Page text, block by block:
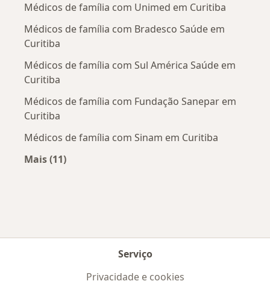
Médicos de família com Unimed em Curitiba
Médicos de família com Bradesco Saúde em
Curitiba
Médicos de família com Sul América Saúde em
Curitiba
Médicos de família com Fundação Sanepar em
Curitiba
Médicos de família com Sinam em Curitiba
Mais (11)
Serviço
Privacidade e cookies